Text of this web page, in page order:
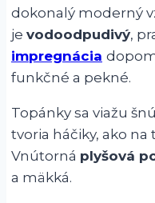
dokonalý moderný
je vodoodpudivý,
impregnácia
funkčné a pekné.
Topánky sa viažu
tvoria háčiky, ako
Vnútorná plyšová
a mäkká.